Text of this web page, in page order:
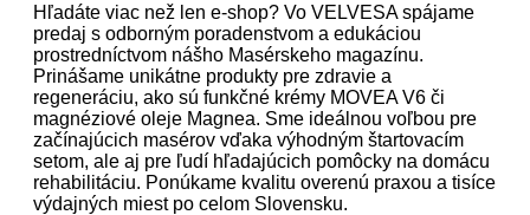
Hľadáte viac než len e-shop? Vo VELVESA spájame
predaj s odborným poradenstvom a edukáciou
prostredníctvom nášho Masérskeho magazínu.
Prinášame unikátne produkty pre zdravie a
regeneráciu, ako sú funkčné krémy MOVEA V6 či
magnéziové oleje Magnea. Sme ideálnou voľbou pre
začínajúcich masérov vďaka výhodným štartovacím
setom, ale aj pre ľudí hľadajúcich pomôcky na domácu
rehabilitáciu. Ponúkame kvalitu overenú praxou a tisíce
výdajných miest po celom Slovensku.